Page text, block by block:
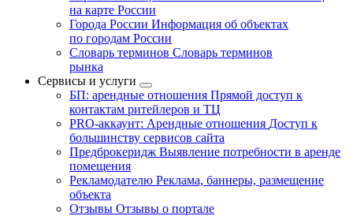
на карте России
Города России Информация об объектах
по городам России
Словарь терминов Словарь терминов
рынка
Сервисы и услуги
БП: арендные отношения Прямой доступ к
контактам ритейлеров и ТЦ
PRO-аккаунт: Арендные отношения Доступ к
большинству сервисов сайта
Предброкеридж Выявление потребности в аренде
помещения
Рекламодателю Реклама, баннеры, размещение
объекта
Отзывы Отзывы о портале